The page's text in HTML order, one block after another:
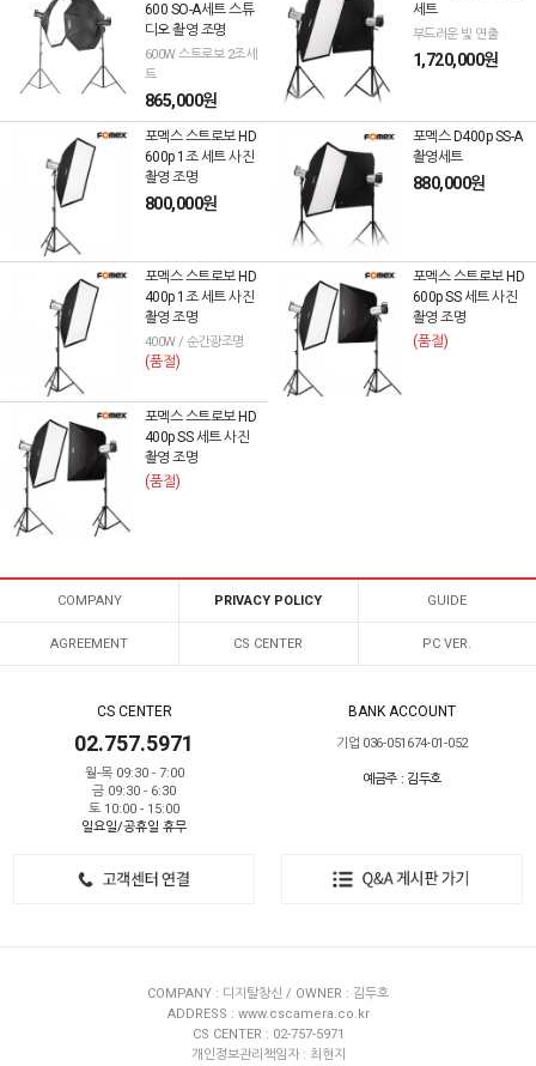
600 SO-A세트 스튜
디오 촬영 조명
600W 스트로보 2조세
트
865,000원
세트
부드러운 빛 연출
1,720,000원
포멕스 스트로보 HD
600p 1조 세트 사진
촬영 조명
800,000원
포멕스 D400p SS-A
촬영세트
880,000원
포멕스 스트로보 HD
400p 1조 세트 사진
촬영 조명
400W / 순간광조명
(품절)
포멕스 스트로보 HD
600p SS 세트 사진
촬영 조명
(품절)
포멕스 스트로보 HD
400p SS 세트 사진
촬영 조명
(품절)
COMPANY PRIVACY POLICY GUIDE
AGREEMENT CS CENTER PC VER.
CS CENTER
02.757.5971
월-목 09:30 - 7:00
금 09:30 - 6:30
토 10:00 - 15:00
일요일/공휴일 휴무
BANK ACCOUNT
기업 036-051674-01-052
예금주 : 김두호
COMPANY : 디지탈창신 / OWNER : 김두호
ADDRESS : www.cscamera.co.kr
CS CENTER : 02-757-5971
개인정보관리책임자 : 최현지